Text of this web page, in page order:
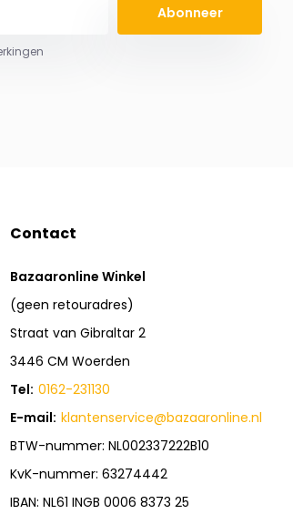
Abonneer
Contact
Bazaaronline Winkel
(geen retouradres)
Straat van Gibraltar 2
3446 CM Woerden
Tel: 0162-231130
E-mail: klantenservice@bazaaronline.nl
BTW-nummer: NL002337222B10
KvK-nummer: 63274442
IBAN: NL61 INGB 0006 8373 25